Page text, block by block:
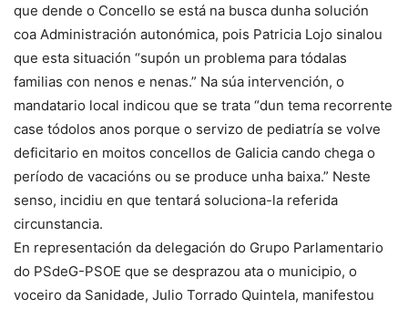
que dende o Concello se está na busca dunha solución
coa Administración autonómica, pois Patricia Lojo sinalou
que esta situación “supón un problema para tódalas
familias con nenos e nenas.” Na súa intervención, o
mandatario local indicou que se trata “dun tema recorrente
case tódolos anos porque o servizo de pediatría se volve
deficitario en moitos concellos de Galicia cando chega o
período de vacacións ou se produce unha baixa.” Neste
senso, incidiu en que tentará soluciona-la referida
circunstancia.
En representación da delegación do Grupo Parlamentario
do PSdeG-PSOE que se desprazou ata o municipio, o
voceiro da Sanidade, Julio Torrado Quintela, manifestou